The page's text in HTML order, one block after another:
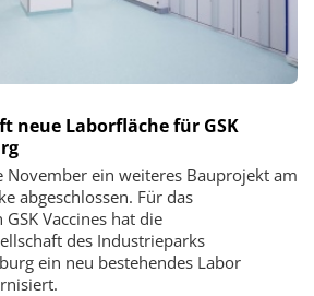
neue Laborfläche für GSK
November ein weiteres Bauprojekt am
abgeschlossen. Für das
Vaccines hat die
des Industrieparks
ein neu bestehendes Labor